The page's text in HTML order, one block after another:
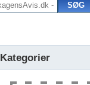
Kategorier